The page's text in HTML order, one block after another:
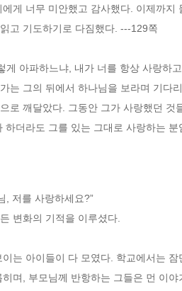
게 너무 미안했고 감사했다. 이제까
고 기도하기로 다짐했다. ---129쪽
게 아파하느냐, 내가 너를 항상 사랑하
는 그의 뒤에서 하나님을 보라며 기다
로 깨달았다. 그동안 그가 사랑했던
하더라도 그를 있는 그대로 사랑하는
, 저를 사랑하세요?”
변화의 기적을 이루셨다.
는 아이들이 다 모였다. 학교에서는
며, 부모님께 반항하는 그들은 먼 이